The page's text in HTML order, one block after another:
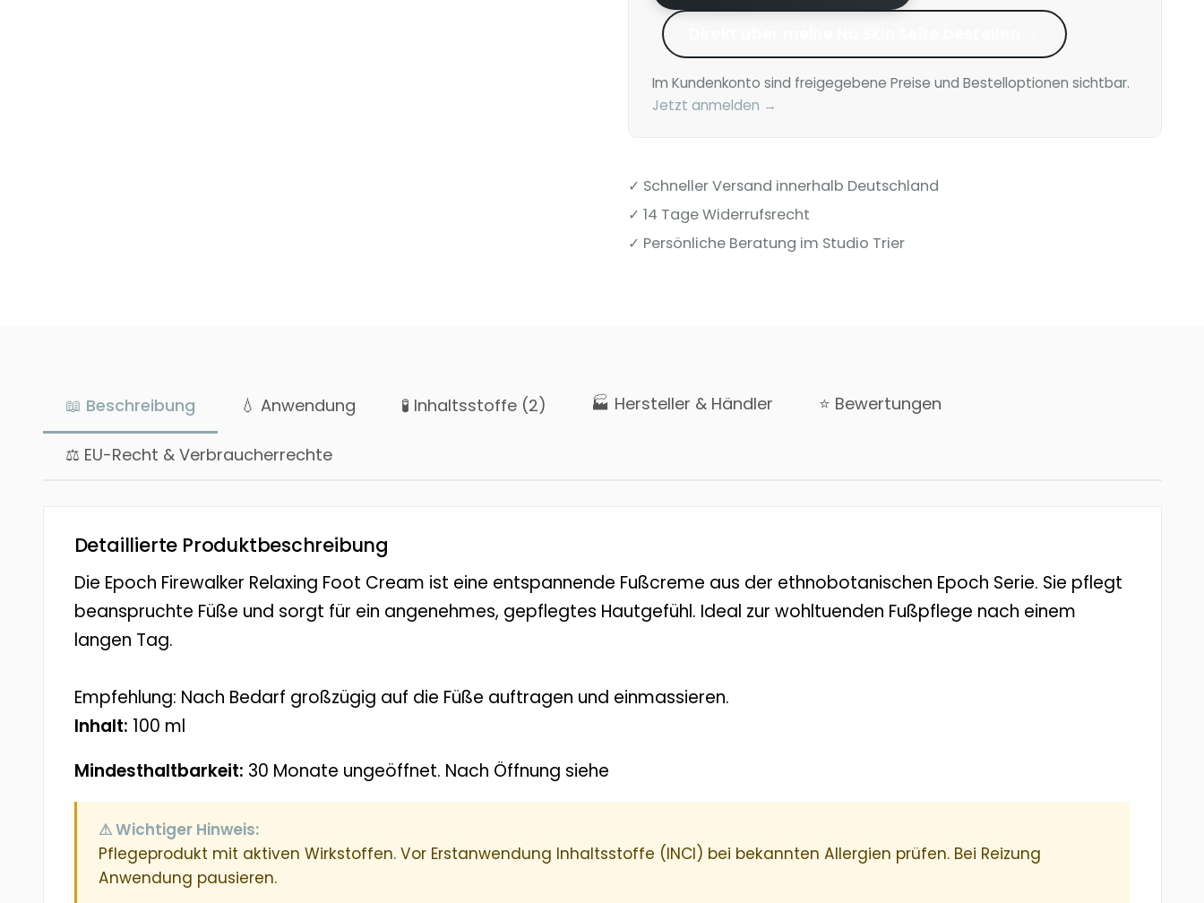
Im Kundenkonto sind freigegebene Preise und Bestelloptionen sichtbar.
Jetzt anmelden →
✓ Schneller Versand innerhalb Deutschland
✓ 14 Tage Widerrufsrecht
✓ Persönliche Beratung im Studio Trier
📖 Beschreibung 💧 Anwendung 🧪 Inhaltsstoffe (2) 🏭 Hersteller & Händler ⭐ Bewertungen
⚖ EU-Recht & Verbraucherrechte
Detaillierte Produktbeschreibung
Die Epoch Firewalker Relaxing Foot Cream ist eine entspannende Fußcreme aus der ethnobotanischen Epoch Serie. Sie pflegt
beanspruchte Füße und sorgt für ein angenehmes, gepflegtes Hautgefühl. Ideal zur wohltuenden Fußpflege nach einem
langen Tag.
Empfehlung: Nach Bedarf großzügig auf die Füße auftragen und einmassieren.
Inhalt: 100 ml
Mindesthaltbarkeit: 30 Monate ungeöffnet. Nach Öffnung siehe
⚠ Wichtiger Hinweis:
Pflegeprodukt mit aktiven Wirkstoffen. Vor Erstanwendung Inhaltsstoffe (INCI) bei bekannten Allergien prüfen. Bei Reizung
Anwendung pausieren.